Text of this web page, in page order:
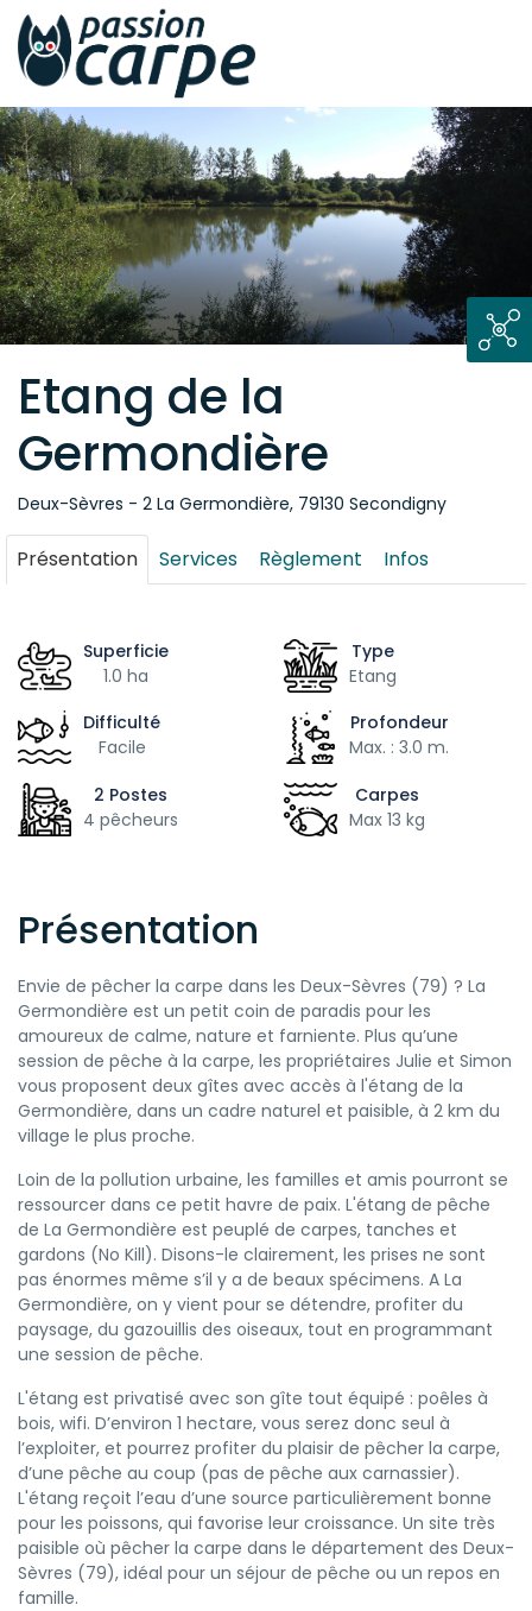
Etang de la
Germondière
Deux-Sèvres - 2 La Germondière, 79130 Secondigny
Présentation Services Règlement Infos
Superficie
1.0 ha
Type
Etang
Difficulté
Facile
Profondeur
Max. : 3.0 m.
2 Postes
4 pêcheurs
Carpes
Max 13 kg
Présentation
Envie de pêcher la carpe dans les Deux-Sèvres (79) ? La
Germondière est un petit coin de paradis pour les
amoureux de calme, nature et farniente. Plus qu’une
session de pêche à la carpe, les propriétaires Julie et Simon
vous proposent deux gîtes avec accès à l'étang de la
Germondière, dans un cadre naturel et paisible, à 2 km du
village le plus proche.
Loin de la pollution urbaine, les familles et amis pourront se
ressourcer dans ce petit havre de paix. L'étang de pêche
de La Germondière est peuplé de carpes, tanches et
gardons (No Kill). Disons-le clairement, les prises ne sont
pas énormes même s’il y a de beaux spécimens. A La
Germondière, on y vient pour se détendre, profiter du
paysage, du gazouillis des oiseaux, tout en programmant
une session de pêche.
L'étang est privatisé avec son gîte tout équipé : poêles à
bois, wifi. D’environ 1 hectare, vous serez donc seul à
l’exploiter, et pourrez profiter du plaisir de pêcher la carpe,
d’une pêche au coup (pas de pêche aux carnassier).
L'étang reçoit l’eau d’une source particulièrement bonne
pour les poissons, qui favorise leur croissance. Un site très
paisible où pêcher la carpe dans le département des Deux-
Sèvres (79), idéal pour un séjour de pêche ou un repos en
famille.